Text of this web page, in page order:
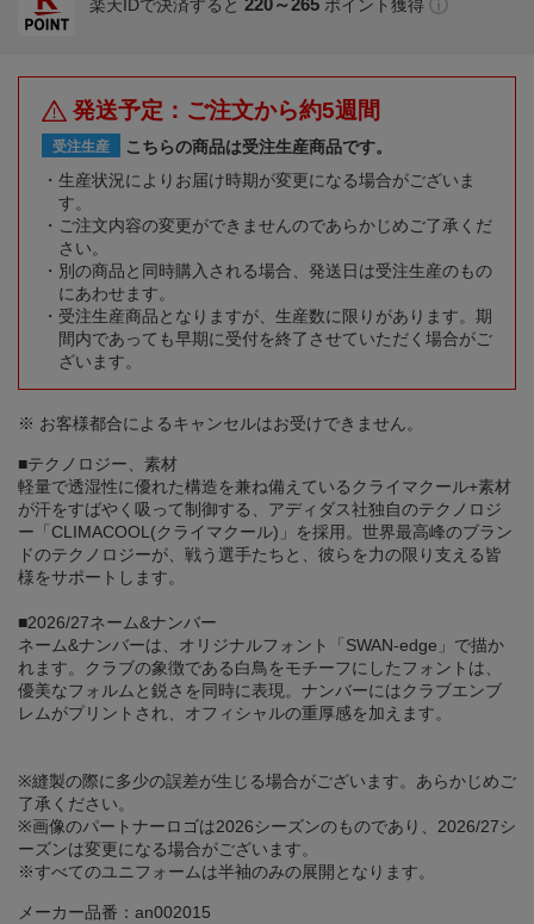
楽天IDで決済すると 220～265 ポイント獲得
発送予定：ご注文から約5週間
受注生産
こちらの商品は受注生産商品です。
生産状況によりお届け時期が変更になる場合がございま
す。
ご注文内容の変更ができませんのであらかじめご了承くだ
さい。
別の商品と同時購入される場合、発送日は受注生産のもの
にあわせます。
受注生産商品となりますが、生産数に限りがあります。期
間内であっても早期に受付を終了させていただく場合がご
ざいます。
※ お客様都合によるキャンセルはお受けできません。
■テクノロジー、素材
軽量で透湿性に優れた構造を兼ね備えているクライマクール+素材
が汗をすばやく吸って制御する、アディダス社独自のテクノロジ
ー「CLIMACOOL(クライマクール)」を採用。世界最高峰のブラン
ドのテクノロジーが、戦う選手たちと、彼らを力の限り支える皆
様をサポートします。
■2026/27ネーム&ナンバー
ネーム&ナンバーは、オリジナルフォント「SWAN-edge」で描か
れます。クラブの象徴である白鳥をモチーフにしたフォントは、
優美なフォルムと鋭さを同時に表現。ナンバーにはクラブエンブ
レムがプリントされ、オフィシャルの重厚感を加えます。
※縫製の際に多少の誤差が生じる場合がございます。あらかじめご
了承ください。
※画像のパートナーロゴは2026シーズンのものであり、2026/27シ
ーズンは変更になる場合がございます。
※すべてのユニフォームは半袖のみの展開となります。
メーカー品番：an002015